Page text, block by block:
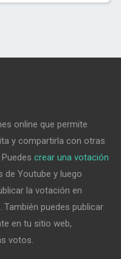
online que permite
y compartirla con otras
Puedescrear una votación
de Youtube y luego
la votación en
puedes publicar
en tu sitio web,
votos.